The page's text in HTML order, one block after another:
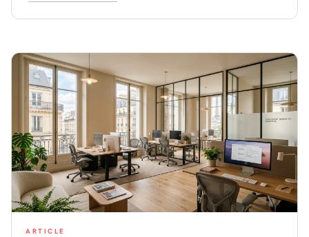
ARTICLE